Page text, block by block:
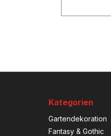
Kategorien
Gartendekoration
Fantasy & Gothic